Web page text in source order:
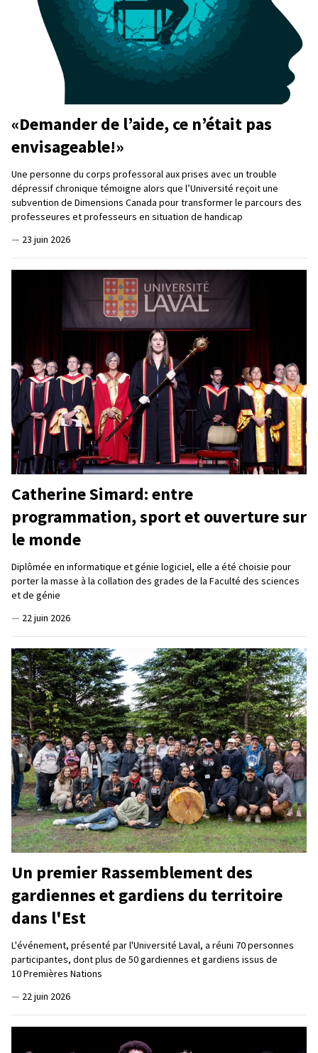
«Demander de l’aide, ce n’était pas
envisageable!»
Une personne du corps professoral aux prises avec un trouble
dépressif chronique témoigne alors que l’Université reçoit une
subvention de Dimensions Canada pour transformer le parcours des
professeures et professeurs en situation de handicap
— 23 juin 2026
Catherine Simard: entre
programmation, sport et ouverture sur
le monde
Diplômée en informatique et génie logiciel, elle a été choisie pour
porter la masse à la collation des grades de la Faculté des sciences
et de génie
— 22 juin 2026
Un premier Rassemblement des
gardiennes et gardiens du territoire
dans l'Est
L'événement, présenté par l'Université Laval, a réuni 70 personnes
participantes, dont plus de 50 gardiennes et gardiens issus de
10 Premières Nations
— 22 juin 2026